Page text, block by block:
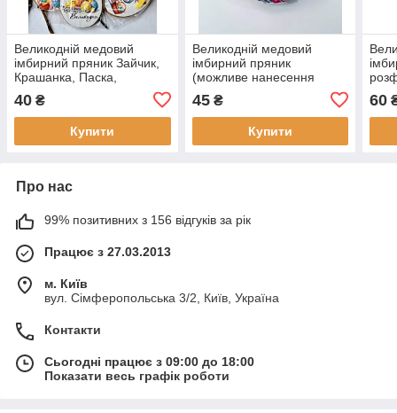
Великодній медовий
імбирний пряник Зайчик,
Крашанка, Паска,
40 ₴
Купити
Великодній медовий
імбирний пряник
(можливе нанесення
45₴
Купити
60
Про нас
99% позитивних з 156 відгуків за рік
Працює з 27.03.2013
м. Київ
вул. Сімферопольська 3/2, Київ, Україна
Контакти
Сьогодні працює з 09:00 до 18:00
Показати весь графік роботи